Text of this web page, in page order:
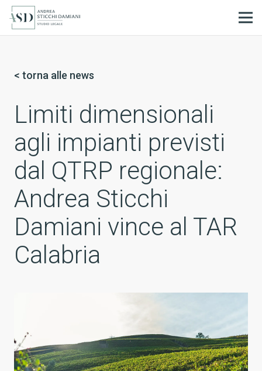
< torna alle news
Limiti dimensionali
agli impianti previsti
dal QTRP regionale:
Andrea Sticchi
Damiani vince al TAR
Calabria